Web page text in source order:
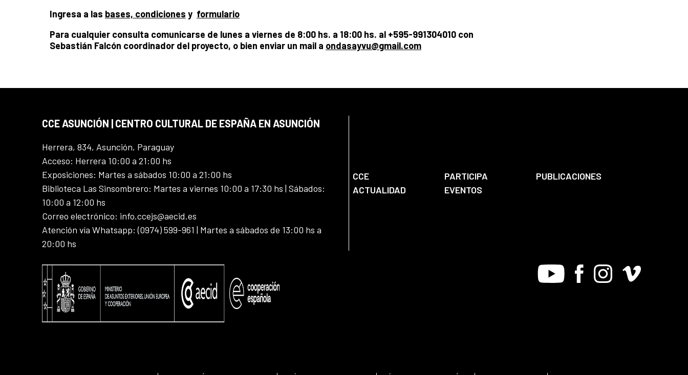
Ingresa a las bases, condiciones y formulario
Para cualquier consulta comunicarse de lunes a viernes de 8:00 hs. a 18:00 hs. al +595-991304010 con
Sebastián Falcón coordinador del proyecto, o bien enviar un mail a ondasayvu@gmail.com
CCE ASUNCIÓN | CENTRO CULTURAL DE ESPAÑA EN ASUNCIÓN
Herrera, 834, Asunción, Paraguay
Acceso: Herrera 10:00 a 21:00 hs
Exposiciones: Martes a sábados 10:00 a 21:00 hs
Biblioteca Las Sinsombrero: Martes a viernes 10:00 a 17:30 hs | Sábados:
10:00 a 12:00 hs
Correo electrónico: info.ccejs@aecid.es
Atención vía Whatsapp: (0974) 599-961 | Martes a sábados de 13:00 hs a
20:00 hs
CCE PARTICIPA
PUBLICACIONES
ACTUALIDAD
EVENTOS
Youtube FacebookInstagram
Vimeo